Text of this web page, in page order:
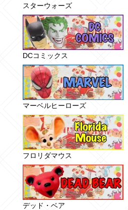
スターウォーズ
DCコミックス
マーベルヒーローズ
フロリダマウス
デッド・ベア